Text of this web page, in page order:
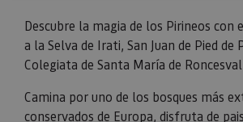
Descubre la magia de los Pirineos con
a la Selva de Irati, San Juan de Pied de
Colegiata de Santa María de
Camina por uno de los bosques más
conservados de Europa, disfruta de